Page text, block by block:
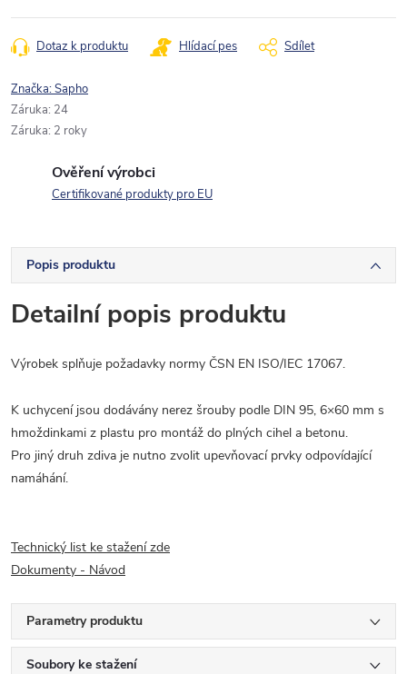
Dotaz k produktu Hlídací pes Sdílet
Značka:Sapho
Záruka: 24
Záruka: 2 roky
Ověření výrobci
Certifikované produkty pro EU
Popis produktu
Detailní popis produktu
Výrobek splňuje požadavky normy ČSN EN ISO/IEC 17067.
K uchycení jsou dodávány nerez šrouby podle DIN 95, 6×60 mm s
hmoždinkami z plastu pro montáž do plných cihel a betonu.
Pro jiný druh zdiva je nutno zvolit upevňovací prvky odpovídající
namáhání.
Technický list ke stažení zde
Dokumenty - Návod
Parametry produktu
Soubory ke stažení